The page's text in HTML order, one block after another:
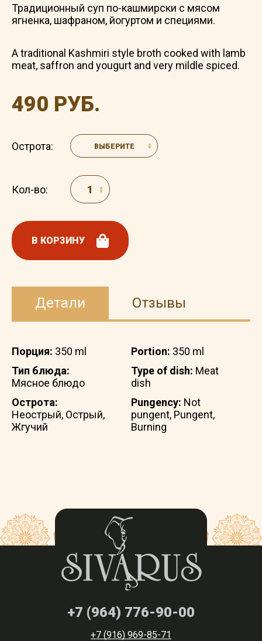
Традиционный суп по-кашмирски с мясом
ягненка, шафраном, йогуртом и специями.
A traditional Kashmiri style broth cooked with lamb
meat, saffron and yougurt and very mildle spiced.
490 РУБ.
Острота: ВЫБЕРИТЕ
Кол-во:
В КОРЗИНУ
Детали Отзывы
Порция: 350 ml
Тип блюда:
Мясное блюдо
Острота:
Неострый, Острый,
Жгучий
Portion: 350 ml
Type of dish: Meat
dish
Pungency: Not
pungent, Pungent,
Burning
+7 (964) 776-90-00
+7 (916) 969-85-71